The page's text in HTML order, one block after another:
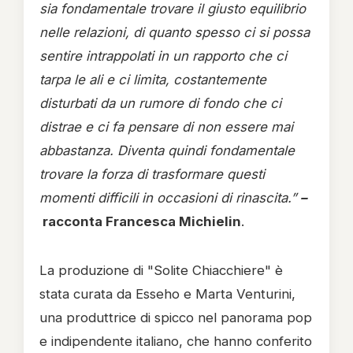
sia fondamentale trovare il giusto equilibrio
nelle relazioni, di quanto spesso ci si possa
sentire intrappolati in un rapporto che ci
tarpa le ali e ci limita, costantemente
disturbati da un rumore di fondo che ci
distrae e ci fa pensare di non essere mai
abbastanza. Diventa quindi fondamentale
trovare la forza di trasformare questi
momenti difficili in occasioni di rinascita.”–
racconta Francesca Michielin.
La produzione di "Solite Chiacchiere" è
stata curata da Esseho e Marta Venturini,
una produttrice di spicco nel panorama pop
e indipendente italiano, che hanno conferito